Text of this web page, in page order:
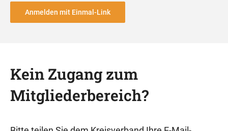
Anmelden mit Einmal-Link
Kein Zugang zum
Mitgliederbereich?